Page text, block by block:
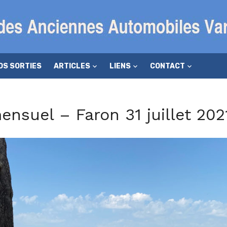
SORTIES ARTICLES LIENS CONTACT
– Faron 31 juillet